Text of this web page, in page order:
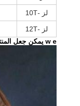
لز -10T
لز -12T
w e يمكن جعل المنتجات مع مواصفات خاصة والاحتياجات الخاصة بك.